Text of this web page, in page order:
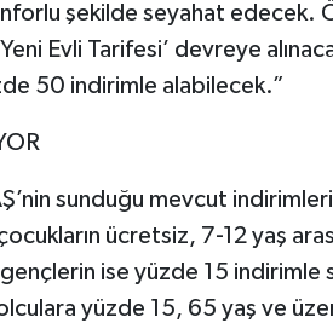
şekilde seyahat edecek.
Evli Tarifesi’ devreye
50 indirimle alabilecek.”
sunduğu mevcut
ücretsiz, 7-12 yaş
ise yüzde 15
yüzde 15, 65 yaş ve